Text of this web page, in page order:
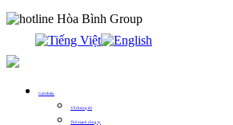
Giới thiệu
Về chúng tôi
Thế mạnh công ty